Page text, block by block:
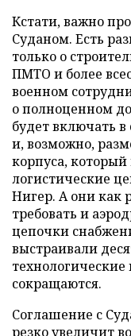
Кстати, важно
Суданом. Есть
только о
ПМТО и более
военном
о полноценном
будет включать
и, возможно,
корпуса, который
логистические
Нигер. А они как
требовать и
цепочки
выстраивали
сокращаются.
Соглашение с
резко увеличит